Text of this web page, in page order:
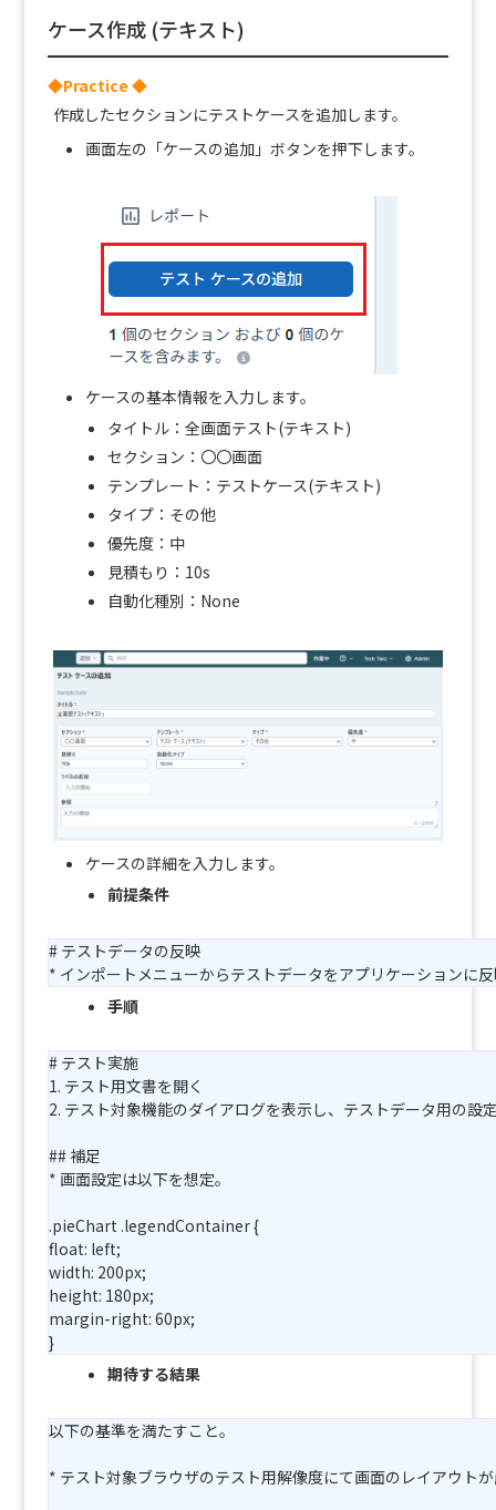
ケース作成 (テキスト)
◆Practice ◆
作成したセクションにテストケースを追加します。
画面左の「ケースの追加」ボタンを押下します。
ケースの基本情報を入力します。
タイトル：全画面テスト(テキスト)
セクション：〇〇画面
テンプレート：テストケース(テキスト)
タイプ：その他
優先度：中
見積もり：10s
自動化種別：None
ケースの詳細を入力します。
前提条件
# テストデータの反映
* インポートメニューからテストデータをアプリケーションに
手順
# テスト実施
1. テスト用文書を開く
2. テスト対象機能のダイアログを表示し、テストデータ用の設
## 補足
* 画面設定は以下を想定。
.pieChart .legendContainer {
float: left;
width: 200px;
height: 180px;
margin-right: 60px;
}
期待する結果
以下の基準を満たすこと。
* テスト対象ブラウザのテスト用解像度にて画面のレイアウト